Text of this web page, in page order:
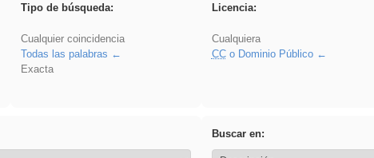
Tipo de búsqueda:
Cualquier coincidencia
Todas las palabras
Exacta
Licencia:
Cualquiera
CCo Dominio Público
Buscar en: